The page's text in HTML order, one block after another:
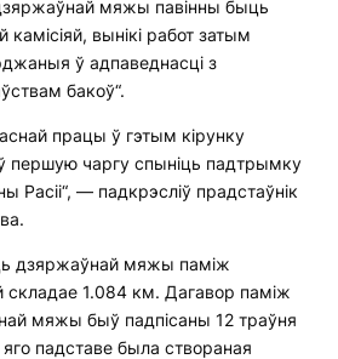
мяжы павінны быць
вынікі работ затым
ў адпаведнасці з
бакоў“.
працы ў гэтым кірунку
першую чаргу спыніць падтрымку
Расіі“, — падкрэсліў прадстаўнік
дзяржаўнай мяжы паміж
складае 1.084 км. Дагавор паміж
мяжы быў падпісаны 12 траўня
падставе была створаная